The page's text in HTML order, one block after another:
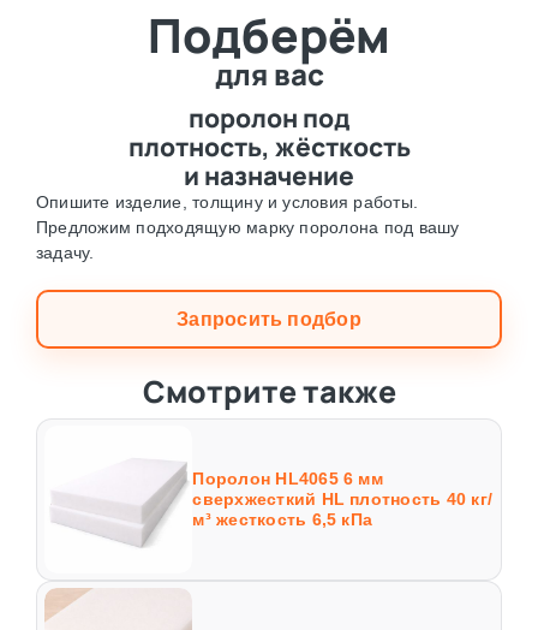
Подберём
для вас
поролон под
плотность, жёсткость
и назначение
Опишите изделие, толщину и условия работы.
Предложим подходящую марку поролона под вашу
задачу.
Запросить подбор
Смотрите также
Поролон HL4065 6 мм
сверхжесткий HL плотность 40 кг/
м³ жесткость 6,5 кПа